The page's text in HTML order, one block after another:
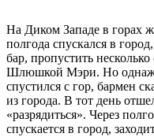
На Диком Западе в горах
полгода спускался в
бар, пропустить
Шлюшкой Мэри. Но
спустился с гор, бармен
из города. В тот день
«разрядиться». Через
спускается в город,